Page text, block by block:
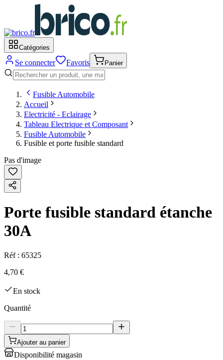
Catégories
Se connecter Favoris Panier
Fusible Automobile
Accueil
Electricité - Eclairage
Tableau Electrique et Composant
Fusible Automobile
Fusible et porte fusible standard
Pas d'image
Porte fusible standard étanche
30A
Réf : 65325
4,70 €
En stock
Quantité
Ajouter au panier
Disponibilité magasin